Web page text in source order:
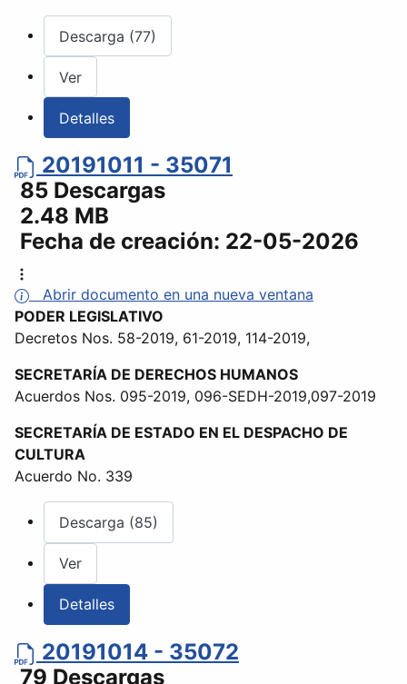
Descarga (77)
Ver
Detalles
20191011 - 35071
85 Descargas
2.48 MB
Fecha de creación: 22-05-2026
Abrir documento en una nueva ventana
PODER LEGISLATIVO
Decretos Nos. 58-2019, 61-2019, 114-2019,
SECRETARÍA DE DERECHOS HUMANOS
Acuerdos Nos. 095-2019, 096-SEDH-2019,097-2019
SECRETARÍA DE ESTADO EN EL DESPACHO DE
CULTURA
Acuerdo No. 339
Descarga (85)
Ver
Detalles
20191014 - 35072
79 Descargas